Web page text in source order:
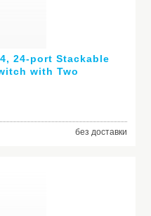
24-port Stackable
with Two
без доставки